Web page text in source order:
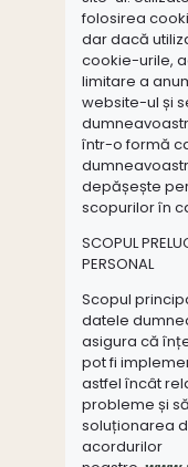
folosirea
dar dacă
cookie-urile,
limitare a
website-ul și
într-o formă
depășește
scopurilor în
SCOPUL
PERSONAL
Scopul
datele
asigura că
pot fi
astfel încât
probleme și
soluționarea
acordurilor